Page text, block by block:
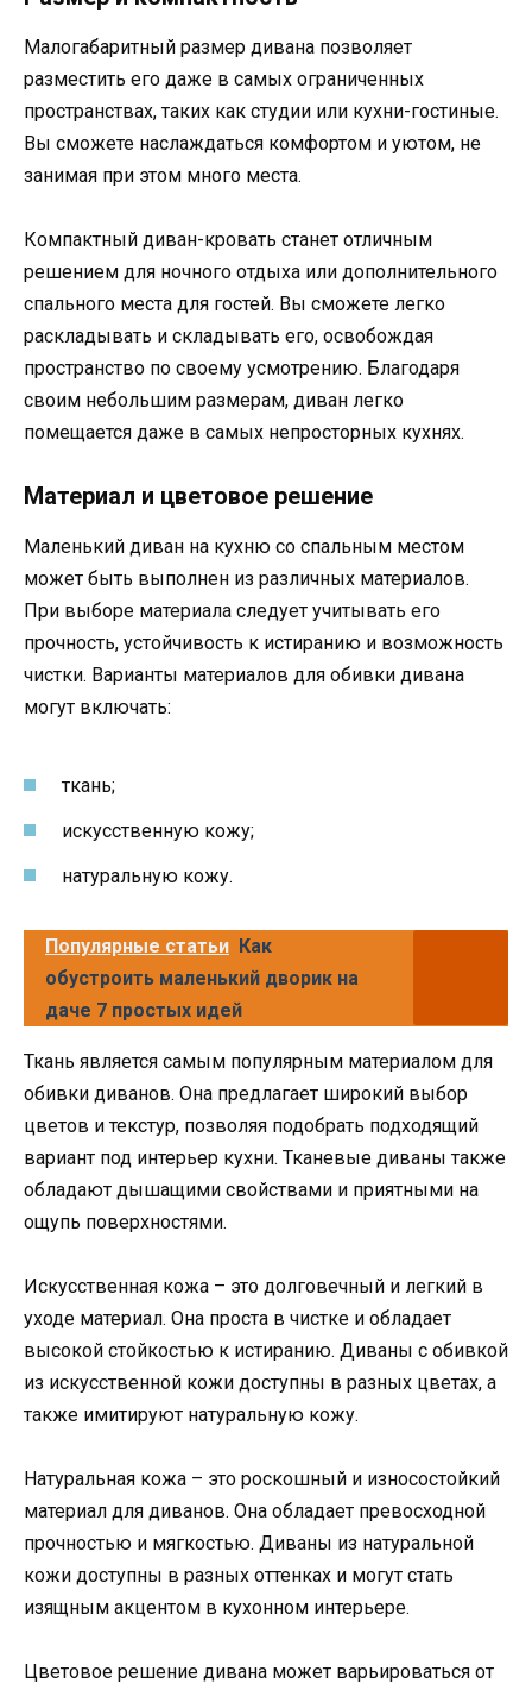
Малогабаритный размер дивана позволяет
разместить его даже в самых ограниченных
пространствах, таких как студии или кухни-гостиные.
Вы сможете наслаждаться комфортом и уютом, не
занимая при этом много места.
Компактный диван-кровать станет отличным
решением для ночного отдыха или дополнительного
спального места для гостей. Вы сможете легко
раскладывать и складывать его, освобождая
пространство по своему усмотрению. Благодаря
своим небольшим размерам, диван легко
помещается даже в самых непросторных кухнях.
Материал и цветовое решение
Маленький диван на кухню со спальным местом
может быть выполнен из различных материалов.
При выборе материала следует учитывать его
прочность, устойчивость к истиранию и возможность
чистки. Варианты материалов для обивки дивана
могут включать:
ткань;
искусственную кожу;
натуральную кожу.
Популярные статьи Как
обустроить маленький дворик на
даче 7 простых идей
Ткань является самым популярным материалом для
обивки диванов. Она предлагает широкий выбор
цветов и текстур, позволяя подобрать подходящий
вариант под интерьер кухни. Тканевые диваны также
обладают дышащими свойствами и приятными на
ощупь поверхностями.
Искусственная кожа – это долговечный и легкий в
уходе материал. Она проста в чистке и обладает
высокой стойкостью к истиранию. Диваны с обивкой
из искусственной кожи доступны в разных цветах, а
также имитируют натуральную кожу.
Натуральная кожа – это роскошный и износостойкий
материал для диванов. Она обладает превосходной
прочностью и мягкостью. Диваны из натуральной
кожи доступны в разных оттенках и могут стать
изящным акцентом в кухонном интерьере.
Цветовое решение дивана может варьироваться от